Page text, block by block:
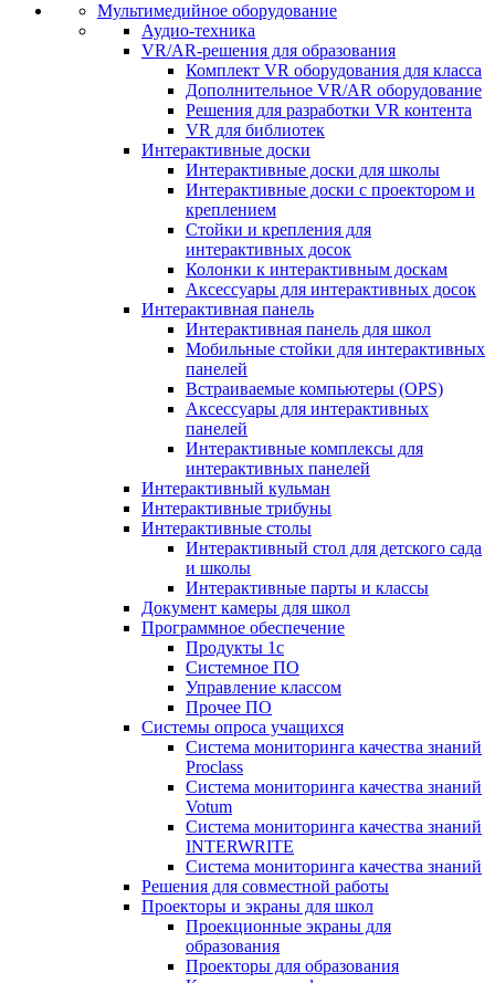
Мультимедийное оборудование
Аудио-техника
VR/AR-решения для образования
Комплект VR оборудования для класса
Дополнительное VR/AR оборудование
Решения для разработки VR контента
VR для библиотек
Интерактивные доски
Интерактивные доски для школы
Интерактивные доски с проектором и
креплением
Стойки и крепления для
интерактивных досок
Колонки к интерактивным доскам
Аксессуары для интерактивных досок
Интерактивная панель
Интерактивная панель для школ
Мобильные стойки для интерактивных
панелей
Встраиваемые компьютеры (OPS)
Аксессуары для интерактивных
панелей
Интерактивные комплексы для
интерактивных панелей
Интерактивный кульман
Интерактивные трибуны
Интерактивные столы
Интерактивный стол для детского сада
и школы
Интерактивные парты и классы
Документ камеры для школ
Программное обеспечение
Продукты 1с
Системное ПО
Управление классом
Прочее ПО
Системы опроса учащихся
Система мониторинга качества знаний
Proclass
Система мониторинга качества знаний
Votum
Система мониторинга качества знаний
INTERWRITE
Система мониторинга качества знаний
Решения для совместной работы
Проекторы и экраны для школ
Проекционные экраны для
образования
Проекторы для образования